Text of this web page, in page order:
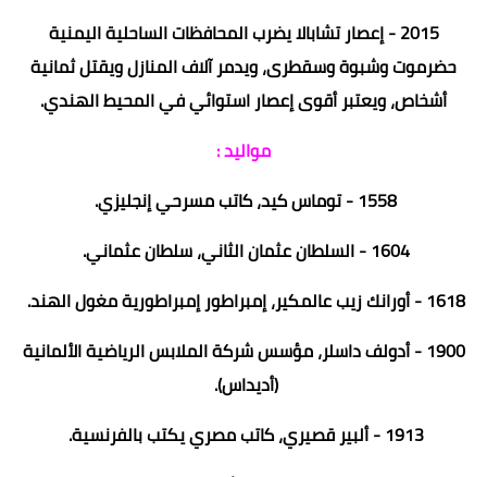
2015 - إعصار تشابالا يضرب المحافظات الساحلية اليمنية
حضرموت وشبوة وسقطرى، ويدمر آلاف المنازل ويقتل ثمانية
أشخاص، ويعتبر أقوى إعصار استوائي في المحيط الهندي.
مواليد :
1558 - توماس كيد، كاتب مسرحي إنجليزي.
1604 - السلطان عثمان الثاني، سلطان عثماني.
1618 - أورانك زيب عالمكير، إمبراطور إمبراطورية مغول الهند.
1900 - أدولف داسلر، مؤسس شركة الملابس الرياضية الألمانية
(أديداس).
1913 - ألبير قصيري، كاتب مصري يكتب بالفرنسية.